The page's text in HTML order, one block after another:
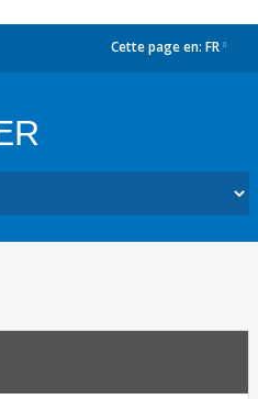
Cette page en: FR